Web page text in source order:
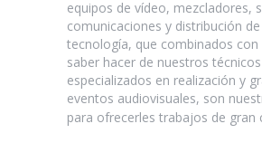
equipos de vídeo, mezcladores,
comunicaciones y distribución
tecnología, que combinados con
saber hacer de nuestros técnicos
especializados en realización y
eventos audiovisuales, son
para ofrecerles trabajos de gran